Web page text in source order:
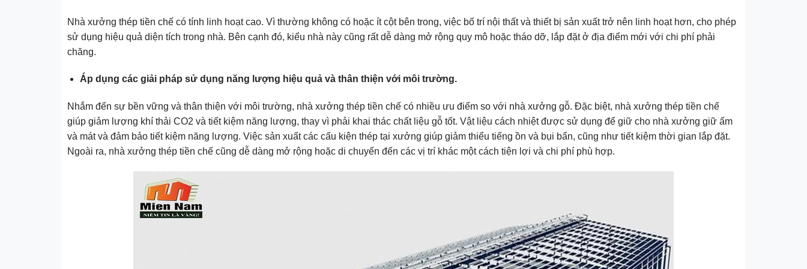
Nhà xưởng thép tiền chế có tính linh hoạt cao. Vì thường không có hoặc ít cột bên trong, việc bố trí nội thất và thiết bị sản xuất trở nên linh hoạt hơn, cho phép
sử dụng hiệu quả diện tích trong nhà. Bên cạnh đó, kiểu nhà này cũng rất dễ dàng mở rộng quy mô hoặc tháo dỡ, lắp đặt ở địa điểm mới với chi phí phải
chăng.
Áp dụng các giải pháp sử dụng năng lượng hiệu quả và thân thiện với môi trường.
Nhắm đến sự bền vững và thân thiện với môi trường, nhà xưởng thép tiền chế có nhiều ưu điểm so với nhà xưởng gỗ. Đặc biệt, nhà xưởng thép tiền chế
giúp giảm lượng khí thải CO2 và tiết kiệm năng lượng, thay vì phải khai thác chất liệu gỗ tốt. Vật liệu cách nhiệt được sử dụng để giữ cho nhà xưởng giữ ấm
và mát và đảm bảo tiết kiệm năng lượng. Việc sản xuất các cấu kiện thép tại xưởng giúp giảm thiểu tiếng ồn và bụi bẩn, cũng như tiết kiệm thời gian lắp đặt.
Ngoài ra, nhà xưởng thép tiền chế cũng dễ dàng mở rộng hoặc di chuyển đến các vị trí khác một cách tiện lợi và chi phí phù hợp.